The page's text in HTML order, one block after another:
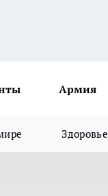
Армия
Здоровье